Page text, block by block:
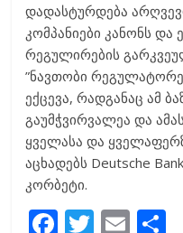
დადასტურდება
კომპანიები კანონს და
რეგულირების
”ნავთობი
ექცევა, რადგანაც ამ
გაუმჭვირვალეა და
ყველასა და
აცხადებს Deutsche
კორბეტი.
F T E